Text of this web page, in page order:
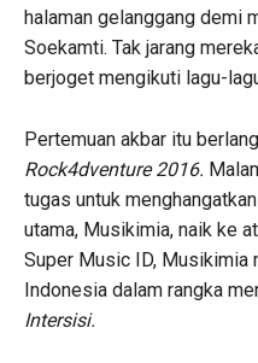
halaman gelanggang demi
Soekamti. Tak jarang
berjoget mengikuti lagu-
Pertemuan akbar itu
Rock4dventure 2016.
tugas untuk
utama, Musikimia, naik ke
Super Music ID, Musikimia
Indonesia dalam rangka
Intersisi.